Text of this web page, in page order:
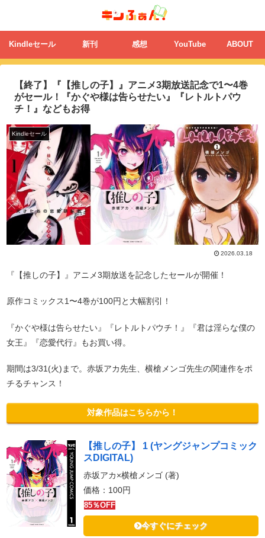
Kindleセール 新刊 感想 YouTube ABOUT
【終了】『【推しの子】』アニメ3期放送記念で1〜4巻
がセール！『かぐや様は告らせたい』『レトルトパウ
チ！』などもお得
Kindleセール
2026.03.18
『【推しの子】』アニメ3期放送を記念したセールが開催！
原作コミックス1〜4巻が100円と大幅割引！
『かぐや様は告らせたい』『レトルトパウチ！』『君は淫らな僕の
女王』『恋愛代行』もお買い得。
期間は3/31(火)まで。赤坂アカ先生、横槍メンゴ先生の関連作をポ
チるチャンス！
対象作品はこちらから！
【推しの子】 1 (ヤングジャンプコミック
スDIGITAL)
赤坂アカ×横槍メンゴ (著)
価格：100円
85％OFF
今すぐにチェック